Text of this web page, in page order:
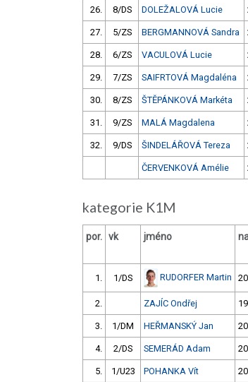
26. 8/DS DOLEŽALOVÁ Lucie
27. 5/ZS BERGMANNOVÁ Sandra
28. 6/ZS VACULOVÁ Lucie
29. 7/ZS SAIFRTOVÁ Magdaléna
30. 8/ZS ŠTĚPÁNKOVÁ Markéta
31. 9/ZS MALÁ Magdalena
32. 9/DS ŠINDELÁŘOVÁ Tereza
ČERVENKOVÁ Amélie
kategorie K1M
por. vk jméno
1. 1/DS RUDORFER Martin
2. ZAJÍC Ondřej
3. 1/DM HEŘMANSKÝ Jan
4. 2/DS SEMERÁD Adam
5. 1/U23 POHANKA Vít